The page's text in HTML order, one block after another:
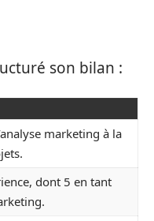
son bilan :
marketing à la
dont 5 en tant